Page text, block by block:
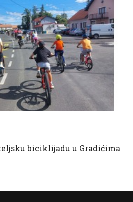
biciklijadu u Gradićima